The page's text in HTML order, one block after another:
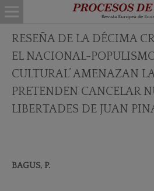
RESEÑA DE LA DÉCIMA
EL NACIONAL-
CULTURAL’ AMENAZAN
PRETENDEN CANCELAR
LIBERTADES DE JUAN
BAGUS, P.